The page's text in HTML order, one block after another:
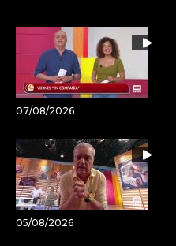
artículo
07/08/2026
05/08/2026